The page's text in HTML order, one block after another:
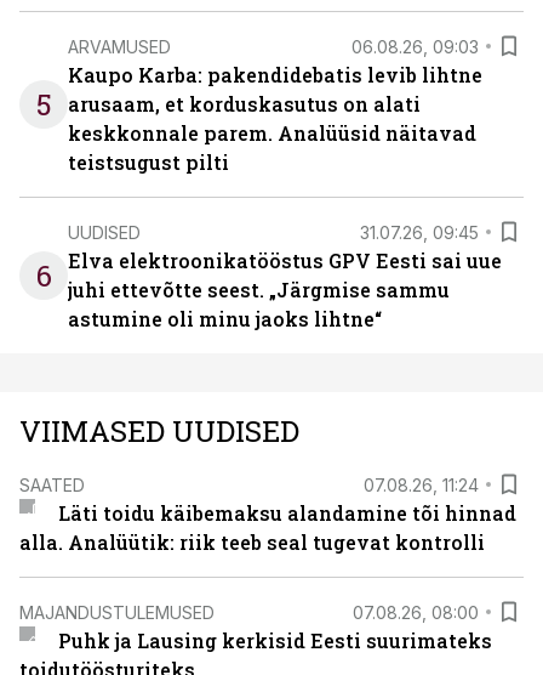
5
ARVAMUSED 06.08.26, 09:03
Kaupo Karba: pakendidebatis levib lihtne
arusaam, et korduskasutus on alati
keskkonnale parem. Analüüsid näitavad
teistsugust pilti
6
UUDISED 31.07.26, 09:45
Elva elektroonikatööstus GPV Eesti sai uue
juhi ettevõtte seest. „Järgmise sammu
astumine oli minu jaoks lihtne“
VIIMASED UUDISED
SAATED 07.08.26, 11:24
Läti toidu käibemaksu alandamine tõi hinnad
alla. Analüütik: riik teeb seal tugevat kontrolli
MAJANDUSTULEMUSED 07.08.26, 08:00
Puhk ja Lausing kerkisid Eesti suurimateks
toidutöösturiteks